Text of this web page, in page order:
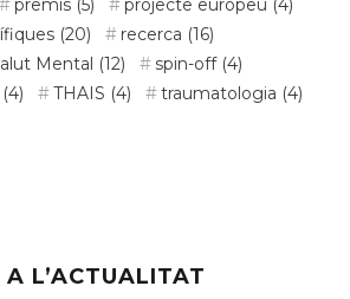
premis (5) projecte europeu (4)
(20) recerca (16)
Mental (12) spin-off(4)
(4) THAIS (4) traumatologia (4)
A L’ACTUALITAT